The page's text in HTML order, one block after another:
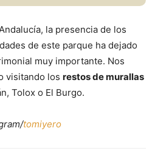
la presencia de los
de este parque ha dejado
muy importante. Nos
visitando los restos de murallas
Tolox o El Burgo.
tomiyero